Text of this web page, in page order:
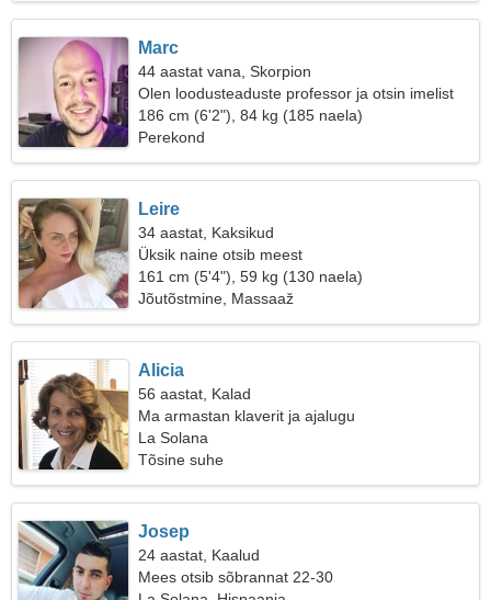
Marc
44 aastat vana, Skorpion
Olen loodusteaduste professor ja otsin imelist
naist
186 cm (6'2"), 84 kg (185 naela)
Perekond
Leire
34 aastat, Kaksikud
Üksik naine otsib meest
161 cm (5'4"), 59 kg (130 naela)
Jõutõstmine, Massaaž
Alicia
56 aastat, Kalad
Ma armastan klaverit ja ajalugu
La Solana
Tõsine suhe
Josep
24 aastat, Kaalud
Mees otsib sõbrannat 22-30